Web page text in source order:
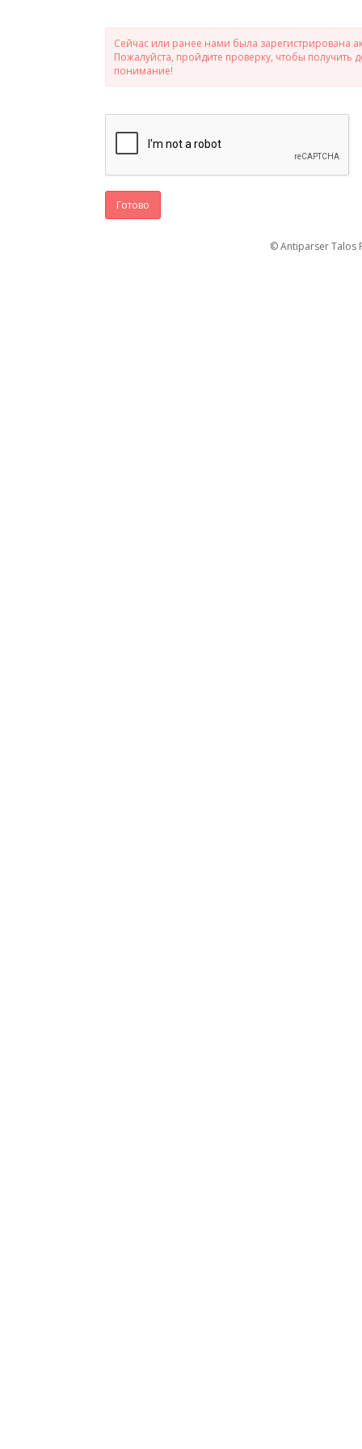
Сейчас или ранее нами была зарегистрирована
Пожалуйста, пройдите проверку, чтобы
понимание!
Готово
© Antiparser Talos